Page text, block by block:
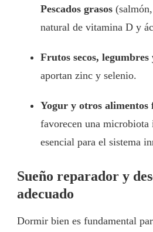
Pescados grasos
natural de vitamina D y
Frutos secos, legumbres
aportan zinc y selenio.
Yogur y otros alimentos
favorecen una microbiota
esencial para el sistema
Sueño reparador y
adecuado
Dormir bien es fundamental